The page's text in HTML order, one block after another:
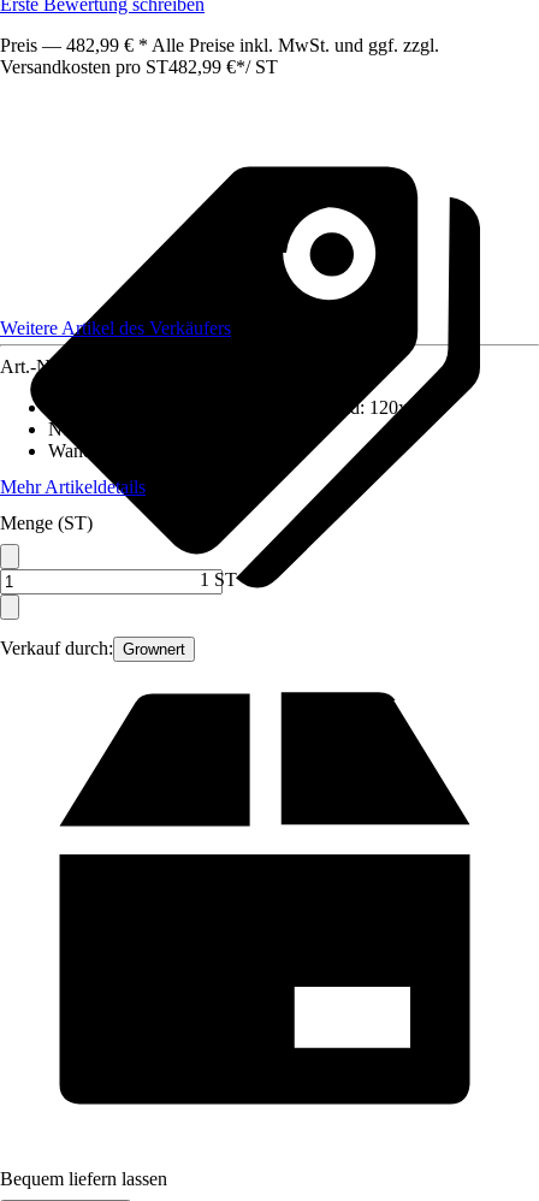
Erste Bewertung schreiben
Preis — 482,99 € * Alle Preise inkl. MwSt. und ggf. zzgl.
Versandkosten pro ST482,99 €*/ ST
Verkauf durch: Grownert
Weitere Artikel des Verkäufers
Art.-Nr.
Aufstellmaße B x T ohne Dachüberstand: 120x120
Nutzfläche
Wandstärke
Mehr Artikeldetails
Menge (ST)
1 ST
Bequem liefern lassen